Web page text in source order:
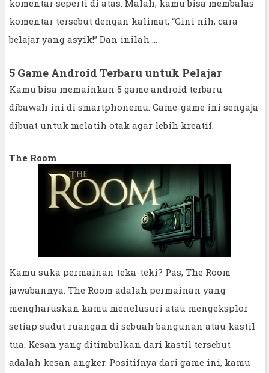
komentar seperti di atas. Malah, kamu bisa membalas
komentar tersebut dengan kalimat, “Gini nih, cara
belajar yang asyik!” Dan inilah ...
5 Game Android Terbaru untuk Pelajar
Kamu bisa memainkan 5 game android terbaru
dibawah ini di smartphonemu. Game-game ini sengaja
dibuat untuk melatih otak agar lebih kreatif.
The Room
Kamu suka permainan teka-teki? Pas, The Room
jawabannya. The Room adalah permainan yang
mengharuskan kamu menelusuri atau mengeksplor
setiap sudut ruangan di sebuah bangunan atau kastil
tua. Kesan yang ditimbulkan dari kastil tersebut
adalah kesan angker. Positifnya dari game ini, kamu